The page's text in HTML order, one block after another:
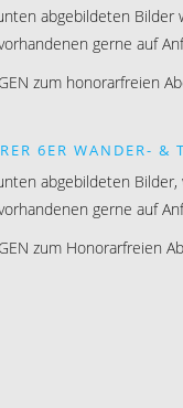
abgebildeten
gerne auf
zum honorarfreien
6ER WANDER- &
abgebildeten
gerne auf
zum Honorarfreien